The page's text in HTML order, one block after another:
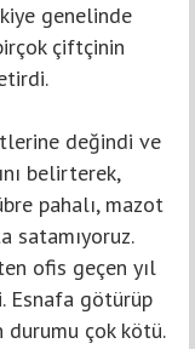
genelinde
çiftçinin
değindi ve
belirterek,
pahalı, mazot
satamıyoruz.
ofis geçen yıl
Esnafa götürüp
durumu çok kötü.